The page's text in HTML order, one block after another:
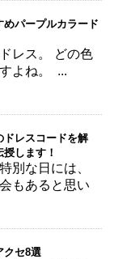
パープルカラード
レス。 どの色
よね。 ...
ドレスコードを解
します！
別な日には、
もあると思い
クセ8選